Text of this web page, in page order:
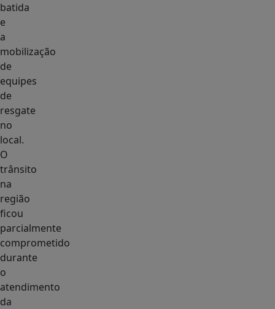
batida
e
a
mobilização
de
equipes
de
resgate
no
local.
O
trânsito
na
região
ficou
parcialmente
comprometido
durante
o
atendimento
da